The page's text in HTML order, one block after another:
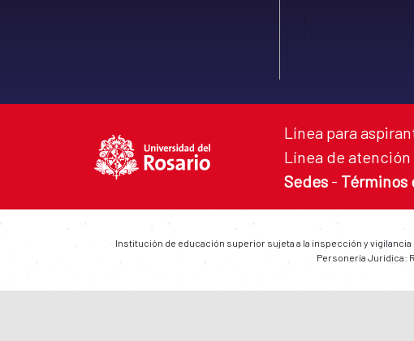
Línea para
Línea de atención
Sedes - Términos
Institución de educación superior sujeta a la inspección y vigilancia
Personería Jurídica: